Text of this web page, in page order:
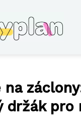
na
držák pro